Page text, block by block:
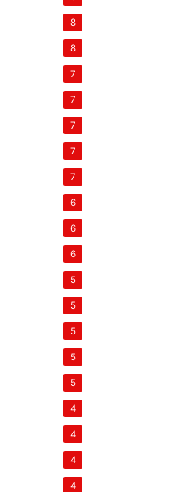
8
8
7
7
7
7
7
6
6
6
5
5
5
5
5
4
4
4
4